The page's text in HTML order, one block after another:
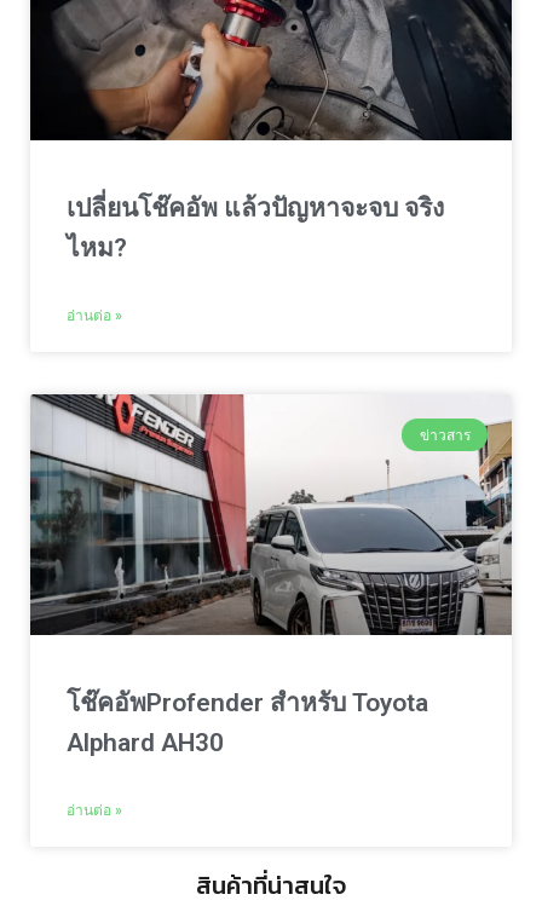
เปลี่ยนโช๊คอัพ แล้วปัญหาจะจบ จริง
ไหม?
อ่านต่อ »
ข่าวสาร
โช๊คอัพProfender สำหรับ Toyota
Alphard AH30
อ่านต่อ »
สินค้าที่น่าสนใจ